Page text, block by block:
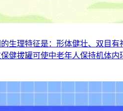
生理特征是：形体健壮、双目
健拔罐可使中老年人保持机体内